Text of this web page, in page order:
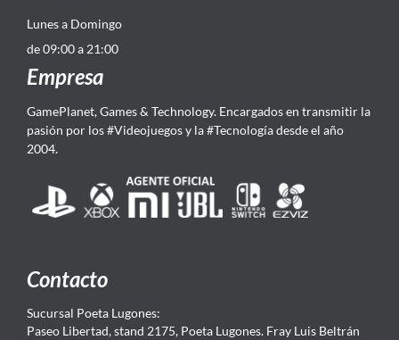
Lunes a Domingo
de 09:00 a 21:00
Empresa
GamePlanet, Games & Technology. Encargados en transmitir la
pasión por los #Videojuegos y la #Tecnología desde el año
2004.
Contacto
Sucursal Poeta Lugones:
Paseo Libertad, stand 2175, Poeta Lugones. Fray Luis Beltrán